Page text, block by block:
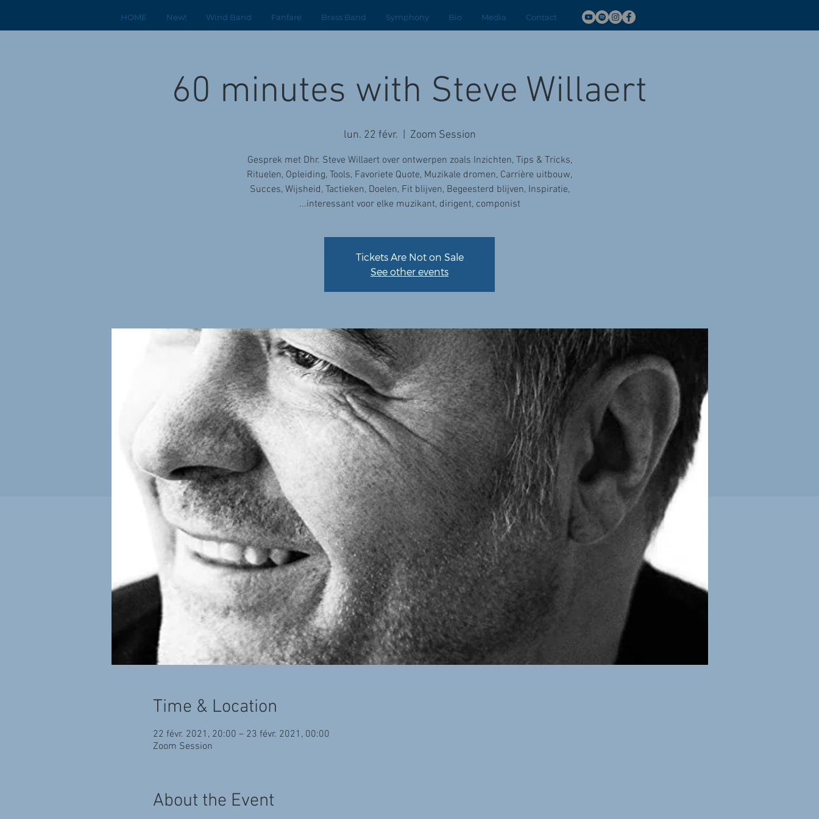
HOME New! Wind Band Fanfare Brass Band Symphony Bio Media Contact
60 minutes with Steve Willaert
lun. 22 févr. Zoom Session
Gesprek met Dhr. Steve Willaert over ontwerpen zoals Inzichten, Tips & Tricks,
Rituelen, Opleiding, Tools, Favoriete Quote, Muzikale dromen, Carrière uitbouw,
Succes, Wijsheid, Tactieken, Doelen, Fit blijven, Begeesterd blijven, Inspiratie,
...interessant voor elke muzikant, dirigent, componist
Tickets Are Not on Sale
See other events
Time & Location
22 févr. 2021, 20:00 – 23 févr. 2021, 00:00
Zoom Session
About the Event